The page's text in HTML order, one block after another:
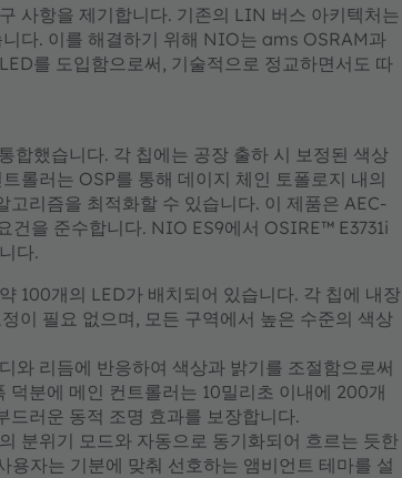
사항을 제기합니다. 기존의 LIN 버스 아키텍처는
다. 이를 해결하기 위해 NIO는 ams OSRAM과
를 도입함으로써, 기술적으로 정교하면서도 따
했습니다. 각 칩에는 공장 출하 시 보정된 색상
롤러는 OSP를 통해 데이지 체인 토폴로지 내의
리즘을 최적화할 수 있습니다. 이 제품은 AEC-
건을 준수합니다. NIO ES9에서 OSIRE™ E3731i
다.
100개의 LED가 배치되어 있습니다. 각 칩에 내장
이 필요 없으며, 모든 구역에서 높은 수준의 색상
와 리듬에 반응하여 색상과 밝기를 조절함으로써
덕분에 메인 컨트롤러는 10밀리초 이내에 200개
드러운 동적 조명 효과를 보장합니다.
분위기 모드와 자동으로 동기화되어 흐르는 듯한
자는 기분에 맞춰 선호하는 앰비언트 테마를 설